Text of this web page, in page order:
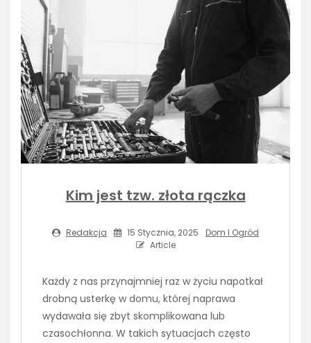
Kim jest tzw. złota rączka
Redakcja 15 Stycznia, 2025
Dom I Ogród
Article
Każdy z nas przynajmniej raz w życiu napotkał
drobną usterkę w domu, której naprawa
wydawała się zbyt skomplikowana lub
czasochłonna. W takich sytuacjach często